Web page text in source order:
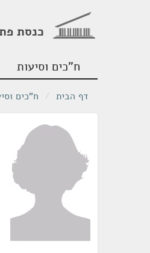
כנסת
ח"כים וסיעות
דף הבית / ח"כים